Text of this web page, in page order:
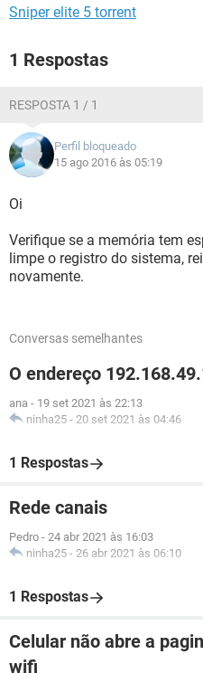
Sniper elite 5 torrent
1 Respostas
RESPOSTA 1 / 1
Perfil bloqueado
15 ago 2016 às 05:19
Oi
Verifique se a memória tem
limpe o registro do sistema,
novamente.
Conversas semelhantes
O endereço
ana - 19 set 2021 às 22:13
ninha25 - 20 set 2021 às 04:46
1 Respostas
Rede canais
Pedro - 24 abr 2021 às 16:03
ninha25 - 26 abr 2021 às 06:10
1 Respostas
Celular não abre a
wifi